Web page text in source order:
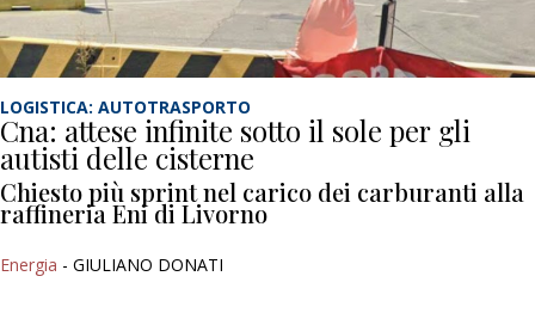
LOGISTICA: AUTOTRASPORTO
Cna: attese infinite sotto il sole per gli
autisti delle cisterne
Chiesto più sprint nel carico dei carburanti alla
raffineria Eni di Livorno
Energia - GIULIANO DONATI